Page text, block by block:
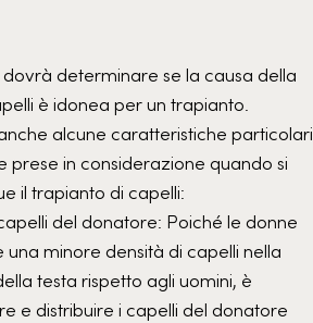
determinare se la causa della
è idonea per un trapianto.
alcune caratteristiche particolari
prese in considerazione quando si
il trapianto di capelli:
del donatore: Poiché le donne
minore densità di capelli nella
testa rispetto agli uomini, è
e distribuire i capelli del donatore